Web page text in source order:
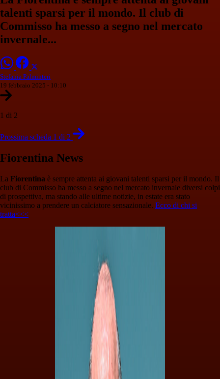
talenti sparsi per il mondo. Il club di
Commisso ha messo a segno nel mercato
invernale...
Stefania Palminteri
19 febbraio 2025 - 10:10
1 di 2
Prossima scheda 1 di 2
Fiorentina News
La Fiorentina è sempre attenta ai giovani talenti sparsi per il mondo. Il
club di Commisso ha messo a segno nel mercato invernale diversi colpi
di prospettiva, ma stando alle ultime notizie, in estate era stato
vicinissimo a prendere un calciatore sensazionale. Ecco di chi si
tratta<<<